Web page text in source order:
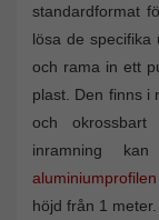
standardformat
lösa de specifika
och rama in ett
plast. Den finns i
och
inramning
höjd från 1 meter.